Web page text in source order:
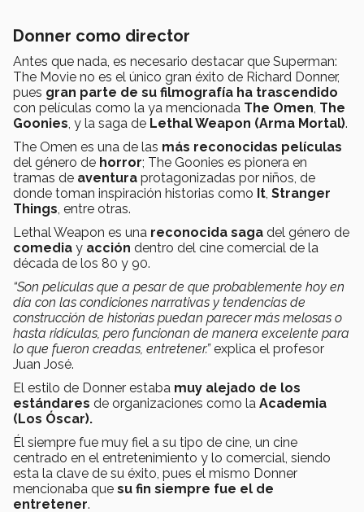
Donner como director
Antes que nada, es necesario destacar que Superman:
The Movie no es el único gran éxito de Richard Donner,
pues gran parte de su filmografía ha trascendido
con películas como la ya mencionada The Omen, The
Goonies, y la saga de Lethal Weapon (Arma Mortal).
The Omen es una de las más reconocidas películas
del género de horror; The Goonies es pionera en
tramas de aventura protagonizadas por niños, de
donde toman inspiración historias como It, Stranger
Things, entre otras.
Lethal Weapon es una reconocida saga del género de
comedia y acción dentro del cine comercial de la
década de los 80 y 90.
“Son películas que a pesar de que probablemente hoy en
día con las condiciones narrativas y tendencias de
construcción de historias puedan parecer más melosas o
hasta ridículas, pero funcionan de manera excelente para
lo que fueron creadas, entretener.”explica el profesor
Juan José.
El estilo de Donner estaba muy alejado de los
estándares de organizaciones como la Academia
(Los Óscar).
Él siempre fue muy fiel a su tipo de cine, un cine
centrado en el entretenimiento y lo comercial, siendo
esta la clave de su éxito, pues el mismo Donner
mencionaba que su fin siempre fue el de
entretener.